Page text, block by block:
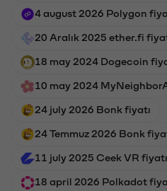
4 august 2026 Polygon
20 Aralık 2025 ether.fi
18 may 2024 Dogecoin
10 may 2024
24 july 2026 Bonk fiyatı
24 Temmuz 2026 Bonk
11 july 2025 Ceek VR fiyatı
18 april 2026 Polkadot